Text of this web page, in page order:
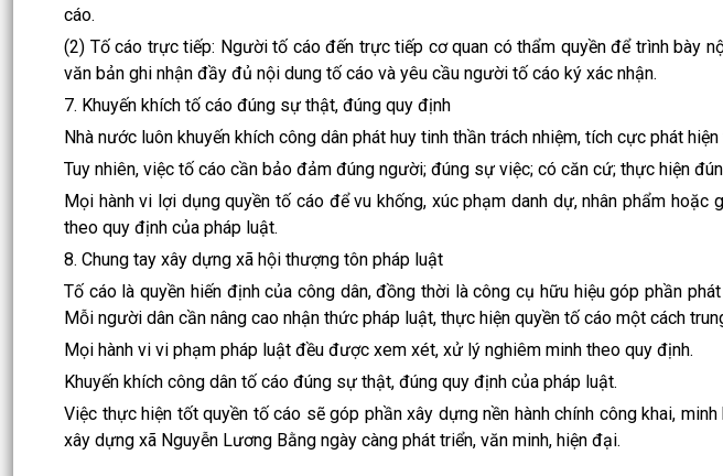
cáo.
(2) Tố cáo trực tiếp: Người tố cáo đến trực tiếp cơ quan có thẩm quyền để trình bày
văn bản ghi nhận đầy đủ nội dung tố cáo và yêu cầu người tố cáo ký xác nhận.
7. Khuyến khích tố cáo đúng sự thật, đúng quy định
Nhà nước luôn khuyến khích công dân phát huy tinh thần trách nhiệm, tích cực phát
Tuy nhiên, việc tố cáo cần bảo đảm đúng người; đúng sự việc; có căn cứ; thực hiện
Mọi hành vi lợi dụng quyền tố cáo để vu khống, xúc phạm danh dự, nhân phẩm
theo quy định của pháp luật.
8. Chung tay xây dựng xã hội thượng tôn pháp luật
Tố cáo là quyền hiến định của công dân, đồng thời là công cụ hữu hiệu góp phần
Mỗi người dân cần nâng cao nhận thức pháp luật, thực hiện quyền tố cáo một cách
Mọi hành vi vi phạm pháp luật đều được xem xét, xử lý nghiêm minh theo quy định.
Khuyến khích công dân tố cáo đúng sự thật, đúng quy định của pháp luật.
Việc thực hiện tốt quyền tố cáo sẽ góp phần xây dựng nền hành chính công khai,
xây dựng xã Nguyễn Lương Bằng ngày càng phát triển, văn minh, hiện đại.